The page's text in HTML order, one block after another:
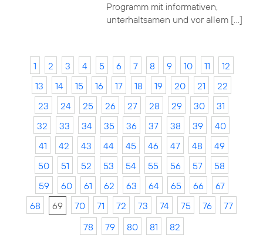
Programm mit informativen,
unterhaltsamen und vor allem […]
1 2 3 4 5 6 7 8 9 10 11
12
13
14 15 16 17 18 19 20 21
22
23
24 25 26 27 28 29 30
31
32
33 34 35 36 37 38 39
40
41
42 43 44 45 46 47 48
49
50
51 52 53 54 55 56 57
58
59
60 61 62 63 64 65 66
67
68
69 70 71 72 73 74 75 76
77
78
79 80 81 82